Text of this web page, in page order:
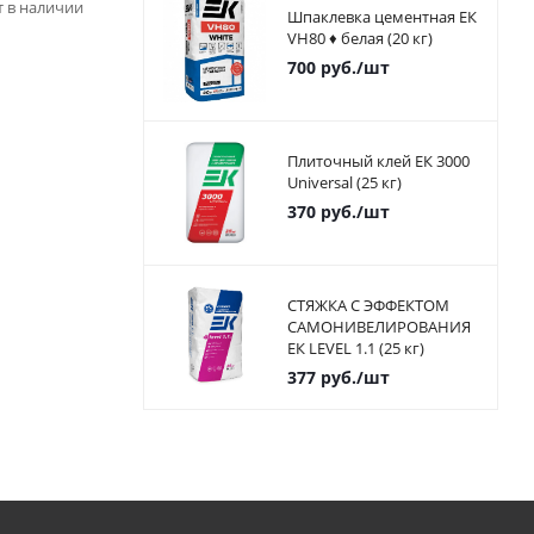
в наличии
Шпаклевка цементная ЕК
VH80 ♦ белая (20 кг)
700руб./шт
Плиточный клей ЕК 3000
Universal (25 кг)
370руб./шт
СТЯЖКА С ЭФФЕКТОМ
САМОНИВЕЛИРОВАНИЯ
ЕК LEVEL 1.1 (25 кг)
377руб./шт